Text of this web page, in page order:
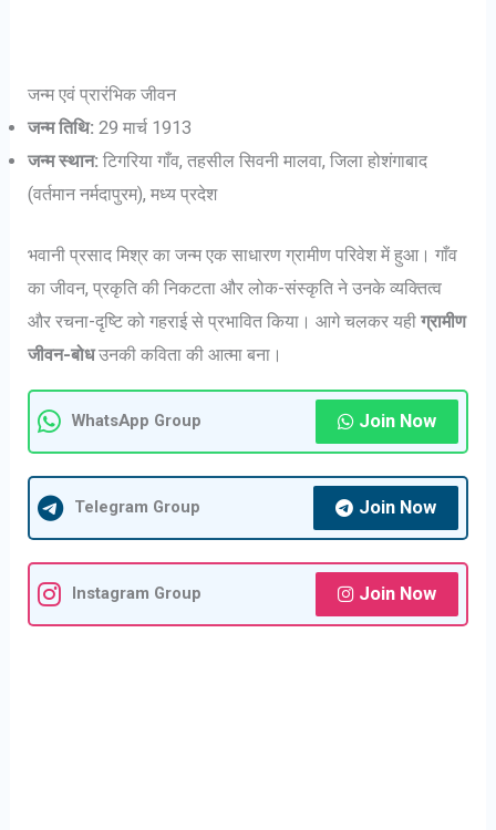
जन्म एवं प्रारंभिक जीवन
जन्म तिथि: 29 मार्च 1913
जन्म स्थान: टिगरिया गाँव, तहसील सिवनी मालवा, जिला होशंगाबाद
(वर्तमान नर्मदापुरम), मध्य प्रदेश
भवानी प्रसाद मिश्र का जन्म एक साधारण ग्रामीण परिवेश में हुआ। गाँव
का जीवन, प्रकृति की निकटता और लोक-संस्कृति ने उनके व्यक्तित्व
और रचना-दृष्टि को गहराई से प्रभावित किया। आगे चलकर यहीग्रामीण
जीवन-बोधउनकी कविता की आत्मा बना।
WhatsApp Group Join Now
Telegram Group Join Now
Instagram Group Join Now